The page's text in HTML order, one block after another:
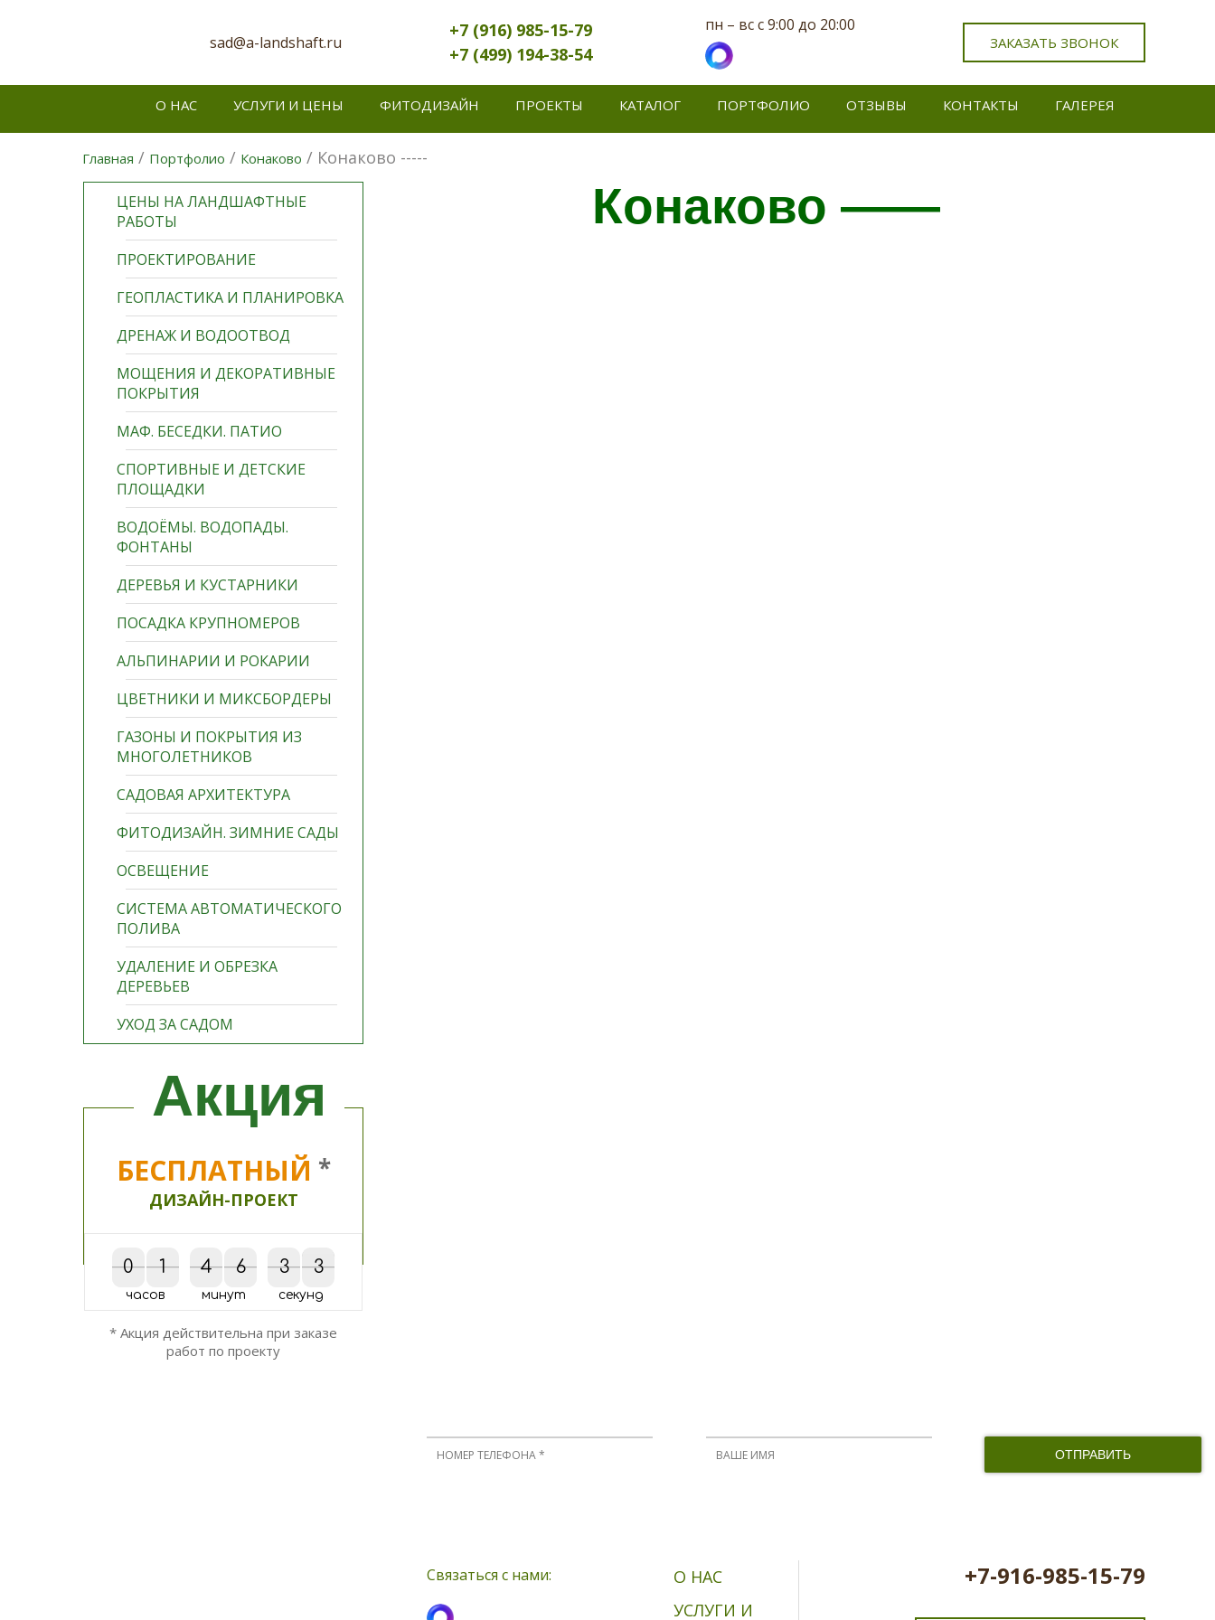
sad@a-landshaft.ru
+7 (916) 985-15-79
+7 (499) 194-38-54
пн – вс с 9:00 до 20:00
ЗАКАЗАТЬ ЗВОНОК
О НАС УСЛУГИ И ЦЕНЫ ФИТОДИЗАЙН ПРОЕКТЫ КАТАЛОГ ПОРТФОЛИО ОТЗЫВЫ КОНТАКТЫ ГАЛЕРЕЯ
Главная / Портфолио / Конаково / Конаково -----
ЦЕНЫ НА ЛАНДШАФТНЫЕ
РАБОТЫ
ПРОЕКТИРОВАНИЕ
ГЕОПЛАСТИКА И ПЛАНИРОВКА
ДРЕНАЖ И ВОДООТВОД
МОЩЕНИЯ И ДЕКОРАТИВНЫЕ
ПОКРЫТИЯ
МАФ. БЕСЕДКИ. ПАТИО
СПОРТИВНЫЕ И ДЕТСКИЕ
ПЛОЩАДКИ
ВОДОЁМЫ. ВОДОПАДЫ.
ФОНТАНЫ
ДЕРЕВЬЯ И КУСТАРНИКИ
ПОСАДКА КРУПНОМЕРОВ
АЛЬПИНАРИИ И РОКАРИИ
ЦВЕТНИКИ И МИКСБОРДЕРЫ
ГАЗОНЫ И ПОКРЫТИЯ ИЗ
МНОГОЛЕТНИКОВ
САДОВАЯ АРХИТЕКТУРА
ФИТОДИЗАЙН. ЗИМНИЕ САДЫ
ОСВЕЩЕНИЕ
СИСТЕМА АВТОМАТИЧЕСКОГО
ПОЛИВА
УДАЛЕНИЕ И ОБРЕЗКА
ДЕРЕВЬЕВ
УХОД ЗА САДОМ
Акция
БЕСПЛАТНЫЙ *
ДИЗАЙН-ПРОЕКТ
0
0 1
1
часов
4
4 6
6
минут
3
3 3
2
2
3
секунд
* Акция действительна при заказе
работ по проекту
Конаково ——
Связаться с нами:
О НАС
УСЛУГИ И
+7-916-985-15-79